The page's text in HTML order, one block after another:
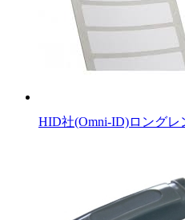
HID社(Omni-ID)ロングレ